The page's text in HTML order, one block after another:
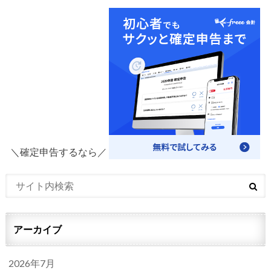
＼確定申告するなら／
アーカイブ
2026年7月